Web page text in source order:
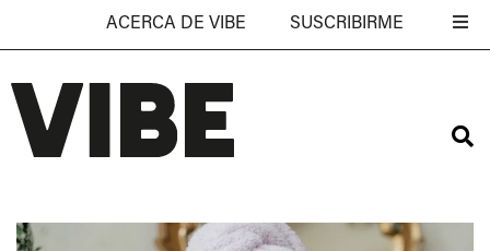
ACERCA DE VIBE SUSCRIBIRME